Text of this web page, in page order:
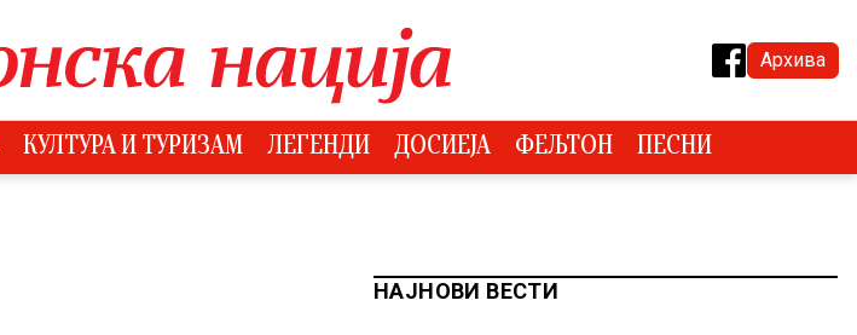
Архива
КУЛТУРА И ТУРИЗАМ ЛЕГЕНДИ ДОСИЕЈА ФЕЉТОН ПЕСНИ
НАЈНОВИ ВЕСТИ